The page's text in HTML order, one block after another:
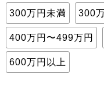
300万円未満 300
400万円〜499万円
600万円以上